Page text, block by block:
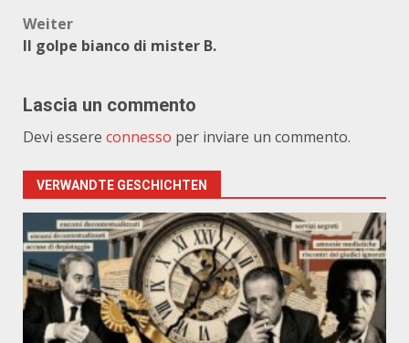
Weiter
Il golpe bianco di mister B.
Lascia un commento
Devi essere connesso per inviare un commento.
VERWANDTE GESCHICHTEN